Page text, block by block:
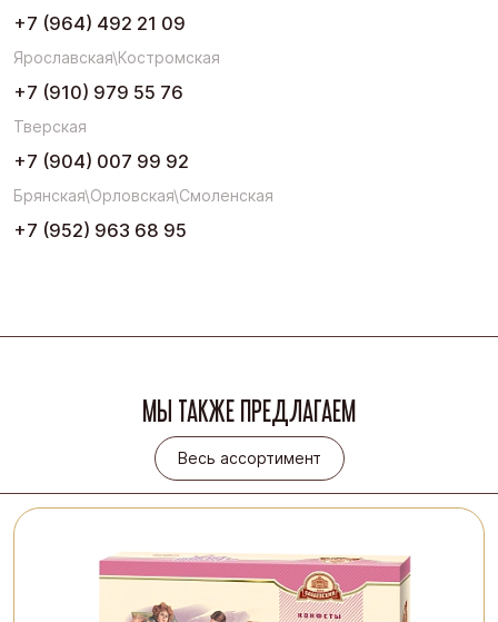
+7 (964) 492 21 09
Ярославская\Костромская
+7 (910) 979 55 76
Тверская
+7 (904) 007 99 92
Брянская\Орловская\Смоленская
+7 (952) 963 68 95
МЫ ТАКЖЕ ПРЕДЛАГАЕМ
Весь ассортимент
Весь ассортимент